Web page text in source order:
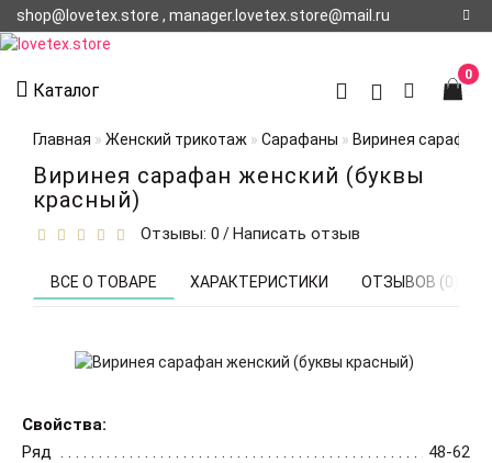
shop@lovetex.store , manager.lovetex.store@mail.ru
О НАС
Каталог
0
Главная Женский трикотаж Сарафаны Виринея сарафан
Виринея сарафан женский (буквы
красный)
Отзывы: 0 /Написать отзыв
ВСЕ О ТОВАРЕ ХАРАКТЕРИСТИКИ ОТЗЫВОВ (0)
Свойства:
Ряд
48-62